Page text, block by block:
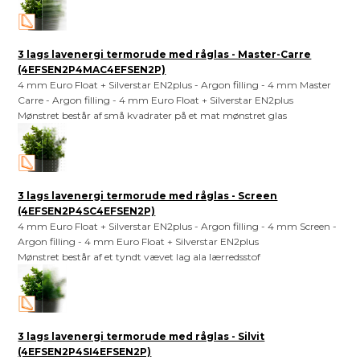
3 lags lavenergi termorude med råglas - Master-Carre
(4EFSEN2P4MAC4EFSEN2P)
4 mm Euro Float + Silverstar EN2plus - Argon filling - 4 mm Master
Carre - Argon filling - 4 mm Euro Float + Silverstar EN2plus
Mønstret består af små kvadrater på et mat mønstret glas
3 lags lavenergi termorude med råglas - Screen
(4EFSEN2P4SC4EFSEN2P)
4 mm Euro Float + Silverstar EN2plus - Argon filling - 4 mm Screen -
Argon filling - 4 mm Euro Float + Silverstar EN2plus
Mønstret består af et tyndt vævet lag ala lærredsstof
3 lags lavenergi termorude med råglas - Silvit
(4EFSEN2P4SI4EFSEN2P)